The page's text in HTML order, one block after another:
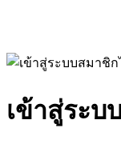
เข้าสู่ระบ